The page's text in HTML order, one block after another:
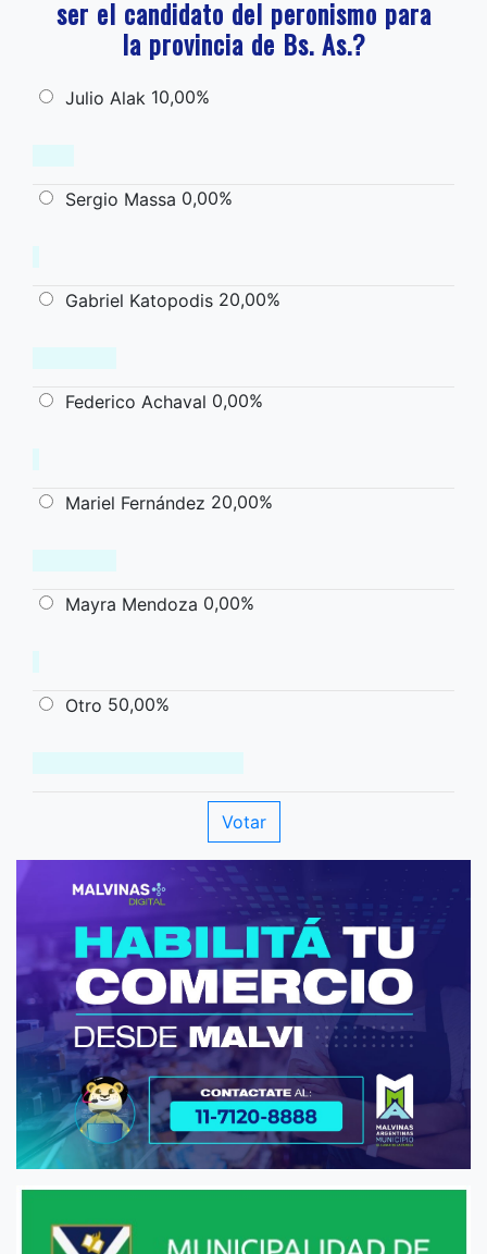
ser el candidato del peronismo para
la provincia de Bs. As.?
Julio Alak 10,00%
Sergio Massa 0,00%
Gabriel Katopodis 20,00%
Federico Achaval 0,00%
Mariel Fernández 20,00%
Mayra Mendoza 0,00%
Otro 50,00%